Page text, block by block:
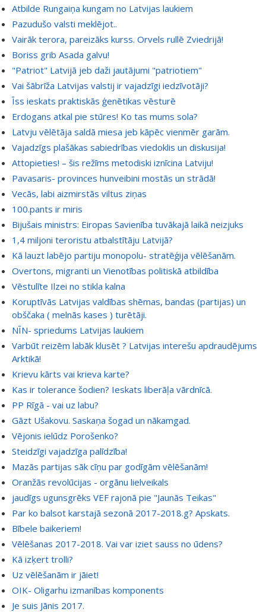
Atbilde Rungaiņa kungam no Latvijas laukiem
Pazudušo valsti meklējot..
Vairāk terora, pareizāks kurss. Orvels rullē Zviedrijā!
Boriss grib Asada galvu!
"Patriot" Latvijā jeb daži jautājumi "patriotiem"
Vai šābrīža Latvijas valstij ir vajadzīgi iedzīvotāji?
Īss ieskats praktiskās ģenētikas vēsturē
Erdogans atkal pie stūres! Ko tas mums sola?
Latvju vēlētāja saldā miesa jeb kāpēc vienmēr garām.
Vajadzīgs plašākas sabiedrības viedoklis un diskusija!
Attopieties! – šis režīms metodiski iznīcina Latviju!
Pavasaris- provinces hunveibini mostās un strādā!
Vecās, labi aizmirstās viltus ziņas
100.pants ir miris
Bijušais ministrs: Eiropas Savienība tuvākajā laikā neizjuks
1,4 miljoni teroristu atbalstītāju Latvijā?
Kā lauzt labējo partiju monopolu- stratēģija vēlēšanām.
Overtons, migranti un Vienotības politiskā atbildība
Vēstulīte Ilzei no stikla kalna
Koruptīvās Latvijas valdības shēmas, bandas (partijas) un
obščaka ( melnās kases ) turētāji.
NĪN- spriedums Latvijas laukiem
Varbūt reizēm labāk klusēt ? Latvijas interešu apdraudējums
Arktikā!
Krievu kārts vai krieva karte?
Kas ir tolerance šodien? Ieskats liberāļa vārdnīcā.
PP Rīgā - vai uz labu?
Gāzt Ušakovu. Saskaņa šogad un nākamgad.
Vējonis ielūdz Porošenko?
Steidzīgi vajadzīga palīdzība!
Mazās partijas sāk cīņu par godīgām vēlēšanām!
Oranžās revolūcijas - orgānu lielveikals
jaudīgs ugunsgrēks VEF rajonā pie "Jaunās Teikas"
Par ko balsot karstajā sezonā 2017-2018.g? Apskats.
Bībele baikeriem!
Vēlēšanas 2017-2018. Vai var iziet sauss no ūdens?
Kā izķert trolli?
Uz vēlēšanām ir jāiet!
OIK- Oligarhu izmanības komponents
Je suis Jānis 2017.